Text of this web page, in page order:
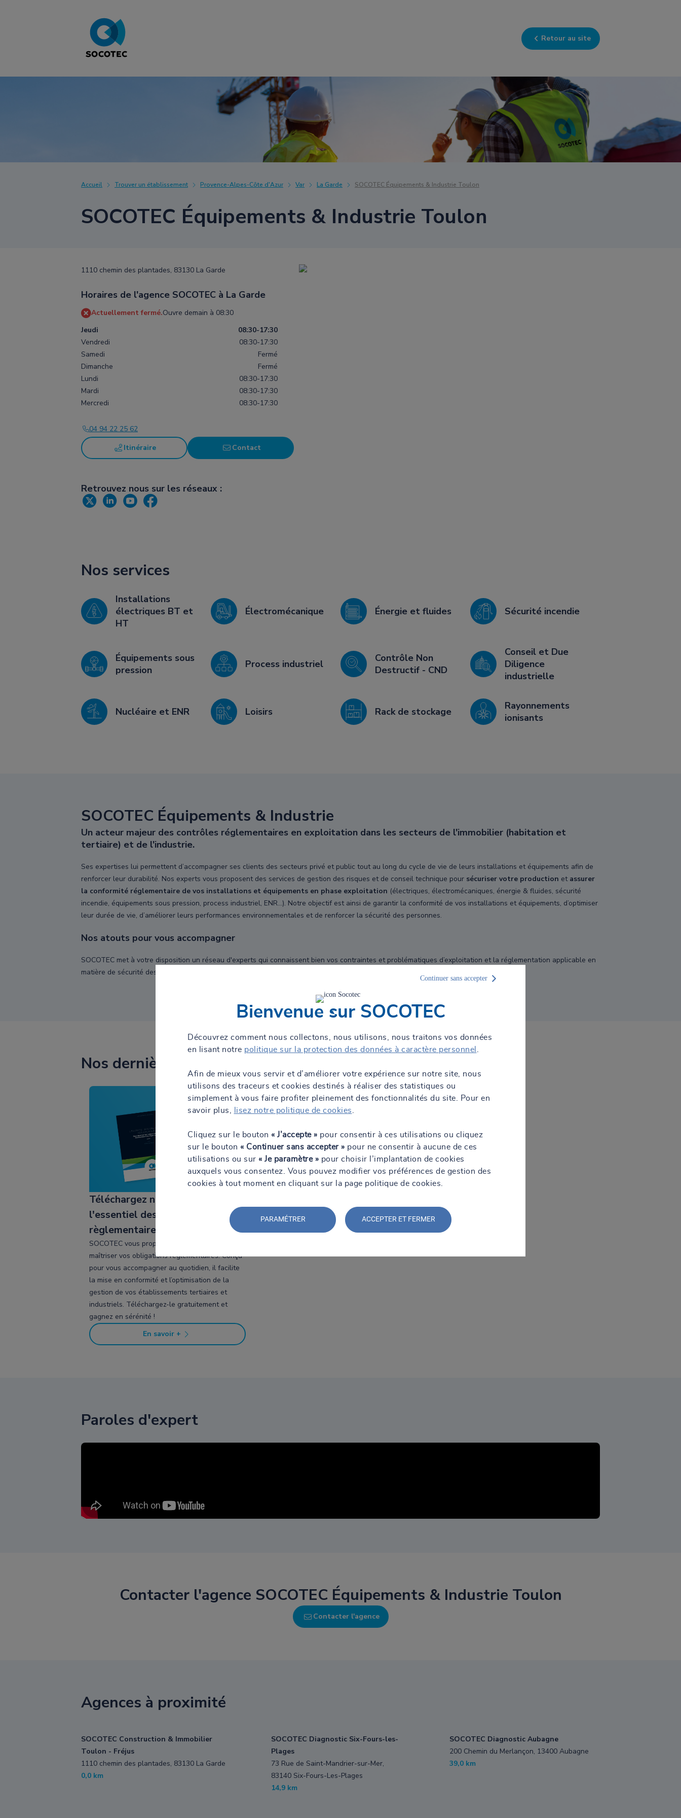
Retour au site
Accueil Trouver un établissement Provence-Alpes-Côte d'Azur Var La Garde SOCOTEC Équipements & Industrie Toulon
SOCOTEC Équipements & Industrie Toulon
1110 chemin des plantades, 83130 La Garde
Horaires de l'agence SOCOTEC à La Garde
Actuellement fermé.Ouvre demain à 08:30
Jeudi
08:30-17:30
Vendredi
08:30-17:30
Samedi
Fermé
Dimanche
Fermé
Lundi
08:30-17:30
Mardi
08:30-17:30
Mercredi
08:30-17:30
04 94 22 25 62
Itinéraire
Contact
Retrouvez nous sur les réseaux :
Nos services
Installations
électriques BT et
HT
Électromécanique Énergie et fluides Sécurité incendie
Équipements sous
pression
Process industriel
Contrôle Non
Destructif - CND
Conseil et Due
Diligence
industrielle
Nucléaire et ENR Loisirs Rack de stockage
Rayonnements
ionisants
SOCOTEC Équipements & Industrie
Un acteur majeur des contrôles réglementaires en exploitation dans les secteurs de l'immobilier (habitation et
tertiaire) et de l'industrie.
Ses expertises lui permettent d’accompagner ses clients des secteurs privé et public tout au long du cycle de vie de leurs installations et équipements afin de
renforcer leur durabilité. Nos experts vous proposent des services de gestion des risques et de conseil technique pour sécuriser votre production et assurer
la conformité réglementaire de vos installations et équipements en phase exploitation (électriques, électromécaniques, énergie & fluides, sécurité
incendie, équipements sous pression, process industriel, ENR...). Notre objectif est ainsi de garantir la conformité de vos installations et équipements, d’optimiser
leur durée de vie, d’améliorer leurs performances environnementales et de renforcer la sécurité des personnes.
Nos atouts pour vous accompagner
SOCOTEC met à votre disposition un réseau d'experts qui connaissent bien vos contraintes et problématiques d’exploitation et la réglementation applicable en
matière de sécurité des personnes, préservation des biens, économies d’énergies, protection contre le bruit et pollutions atmosphériques.
Nos dernières actualités
Téléchargez notre livre blanc sur
l'essentiel des obligations
règlementaires
SOCOTEC vous propose un guide pratique pour
maîtriser vos obligations réglementaires. Conçu
pour vous accompagner au quotidien, il facilite
la mise en conformité et l’optimisation de la
gestion de vos établissements tertiaires et
industriels. Téléchargez-le gratuitement et
gagnez en sérénité !
En savoir +
Paroles d'expert
Contacter l'agence SOCOTEC Équipements & Industrie Toulon
Contacter l'agence
Agences à proximité
SOCOTEC Construction & Immobilier
Toulon - Fréjus
1110 chemin des plantades, 83130 La Garde
0,0 km
SOCOTEC Diagnostic Six-Fours-les-
Plages
73 Rue de Saint-Mandrier-sur-Mer,
83140 Six-Fours-Les-Plages
14,9 km
SOCOTEC Diagnostic Aubagne
200 Chemin du Merlançon, 13400 Aubagne
39,0 km
Bienvenue sur SOCOTEC
Découvrez comment nous collectons, nous utilisons, nous traitons vos données
en lisant notre politique sur la protection des données à caractère personnel
Afin de mieux vous servir et d’améliorer votre expérience sur notre site, nous
utilisons des traceurs et cookies destinés à réaliser des statistiques ou
simplement à vous faire profiter pleinement des fonctionnalités du site. Pour en
savoir plus,
lisez notre politique de cookies
Cliquez sur le bouton « J’accepte » pour consentir à ces utilisations ou cliquez
sur le bouton « Continuer sans accepter » pour ne consentir à aucune de ces
utilisations ou sur « Je paramètre » pour choisir l’implantation de cookies
auxquels vous consentez. Vous pouvez modifier vos préférences de gestion des
cookies à tout moment en cliquant sur la page politique de cookies.
PARAMÉTRER ACCEPTER ET FERMER
Continuer sans accepter